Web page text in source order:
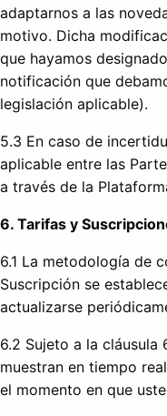
adaptarnos a las
motivo. Dicha
que hayamos
notificación que
legislación aplicable).
5.3 En caso de
aplicable entre las
a través de la
6. Tarifas y
6.1 La metodología de
Suscripción se
actualizarse
6.2 Sujeto a la cláusula
muestran en tiempo
el momento en que